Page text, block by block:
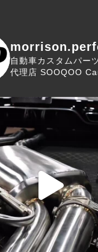
自動車カスタムパー
代理店 SOOQOO